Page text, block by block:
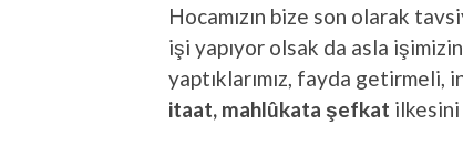
Hocamızın bize son olarak
işi yapıyor olsak da asla
yaptıklarımız, fayda getirmeli,
itaat, mahlûkata şefkat ilkesini